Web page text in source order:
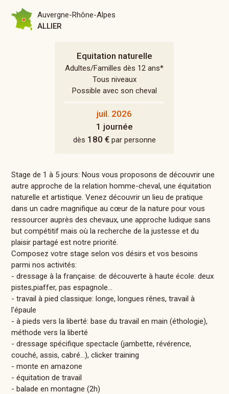
Equitation naturelle
Adultes/Familles dès 12 ans*
Tous niveaux
Possible avec son cheval
juil. 2026
1 journée
dès 180 €par personne
Auvergne-Rhône-Alpes
ALLIER
Stage de 1 à 5 jours: Nous vous proposons de découvrir une
autre approche de la relation homme-cheval, une équitation
naturelle et artistique. Venez découvrir un lieu de pratique
dans un cadre magnifique au cœur de la nature pour vous
ressourcer auprès des chevaux, une approche ludique sans
but compétitif mais où la recherche de la justesse et du
plaisir partagé est notre priorité.
Composez votre stage selon vos désirs et vos besoins
parmi nos activités:
- dressage à la française: de découverte à haute école: deux
pistes,piaffer, pas espagnole...
- travail à pied classique: longe, longues rênes, travail à
l'épaule
- à pieds vers la liberté: base du travail en main (éthologie),
méthode vers la liberté
- dressage spécifique spectacle (jambette, révérence,
couché, assis, cabré...), clicker training
- monte en amazone
- équitation de travail
- balade en montagne (2h)